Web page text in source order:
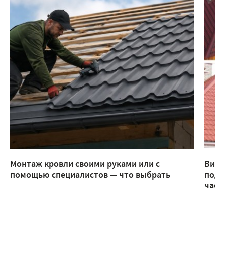
Монтаж кровли своими руками или с
помощью специалистов — что выбрать